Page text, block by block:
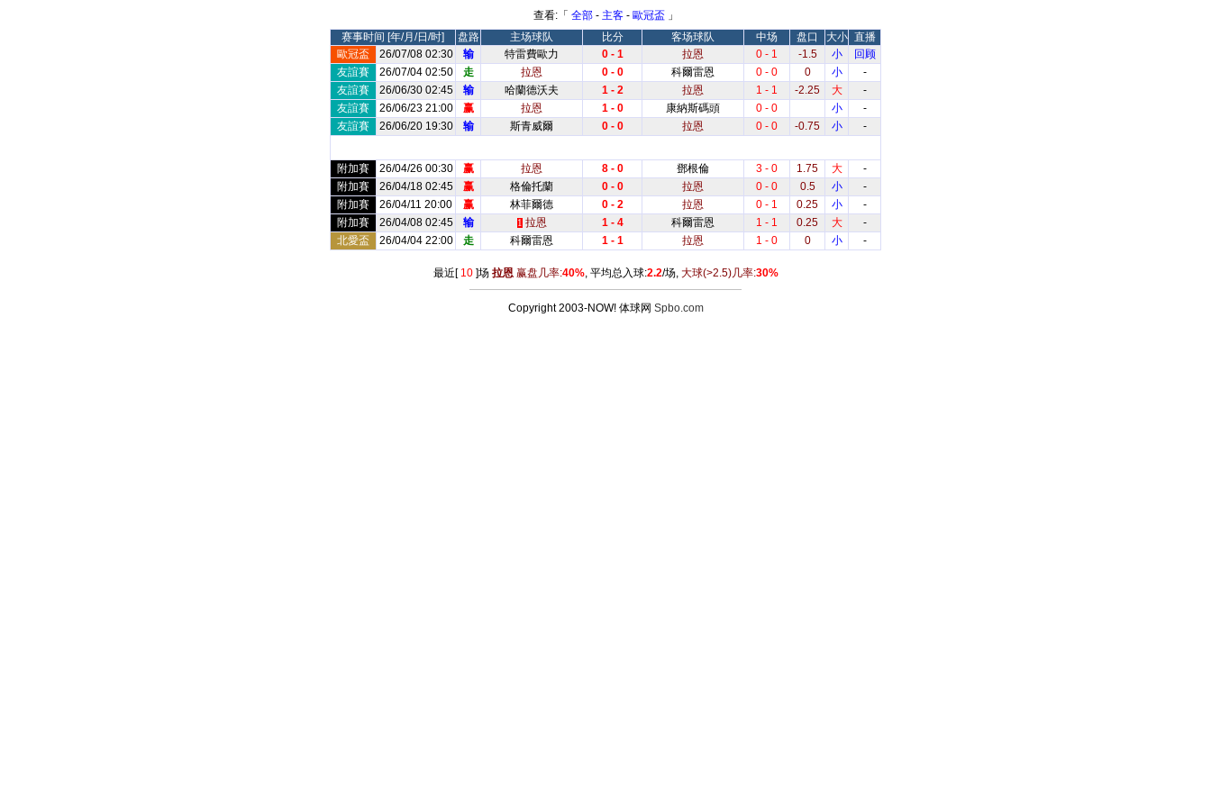
查看:「 全部- 主客- 歐冠盃 」
赛事时间 [年/月/日/时]
盘路 主场球队 比分 客场球队 中场 盘口 大小 直播
歐冠盃
26/07/08 02:30 输 特雷費歐力 0 - 1 拉恩 0 - 1 -1.5 小
回顾
友誼賽
26/07/04 02:50 走 拉恩 0 - 0 科爾雷恩 0 - 0 0 小
-
友誼賽
26/06/30 02:45 输 哈蘭德沃夫 1 - 2 拉恩 1 - 1 -2.25 大
-
友誼賽
26/06/23 21:00 赢 拉恩 1 - 0 康納斯碼頭 0 - 0 小
-
友誼賽
26/06/20 19:30 输 斯青威爾 0 - 0 拉恩 0 - 0 -0.75 小 -
附加賽 26/04/26 00:30 赢 拉恩 8 - 0 鄧根倫 3 - 0 1.75 大
-
附加賽
26/04/18 02:45 赢 格倫托蘭 0 - 0 拉恩 0 - 0 0.5 小
-
附加賽
26/04/11 20:00 赢 林菲爾德 0 - 2 拉恩 0 - 1 0.25 小
-
附加賽
26/04/08 02:45 输 1 拉恩 1 - 4 科爾雷恩 1 - 1 0.25 大
-
北愛盃
26/04/04 22:00 走 科爾雷恩 1 - 1 拉恩 1 - 0 0 小 -
最近[ 10]场 拉恩赢盘几率:40%, 平均总入球:2.2/场, 大球(>2.5)几率:30%
Copyright 2003-NOW! 体球网 Spbo.com